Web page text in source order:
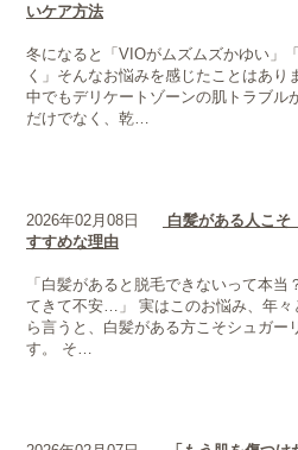
いケア方法
冬になると「VIOがムズムズかゆい」
く」そんなお悩みを感じたことはあり
中でもデリケートゾーンの肌トラブル
だけでなく、乾…
2026年02月08日
白髪がある人こそ
すすめな理由
「白髪があると脱毛できないって本
てきて不安…」 実はこのお悩み、年々
ら言うと、白髪がある方こそシュガー
す。 そ…